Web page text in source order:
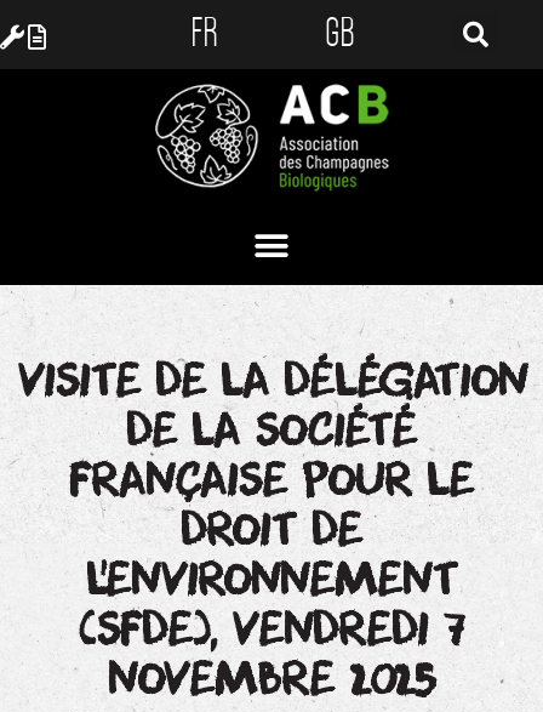
FR GB
VISITE DE LA DÉLÉGATION
DE LA SOCIÉTÉ
FRANÇAISE POUR LE
DROIT DE
L’ENVIRONNEMENT
(SFDE), VENDREDI 7
NOVEMBRE 2025